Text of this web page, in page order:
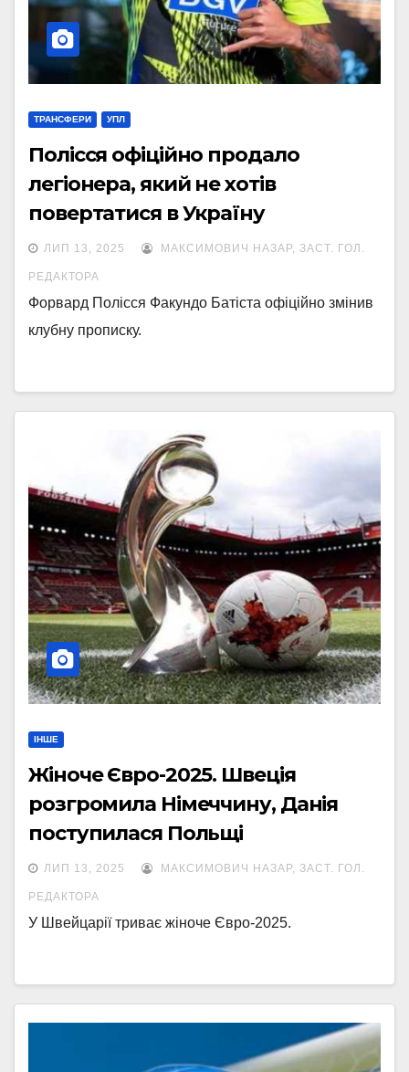
ТРАНСФЕРИ УПЛ
Полісся офіційно продало
легіонера, який не хотів
повертатися в Україну
ЛИП 13, 2025 МАКСИМОВИЧ НАЗАР, ЗАСТ. ГОЛ.
РЕДАКТОРА
Форвард Полісся Факундо Батіста офіційно змінив
клубну прописку.
ІНШЕ
Жіноче Євро-2025. Швеція
розгромила Німеччину, Данія
поступилася Польщі
ЛИП 13, 2025 МАКСИМОВИЧ НАЗАР, ЗАСТ. ГОЛ.
РЕДАКТОРА
У Швейцарії триває жіноче Євро-2025.